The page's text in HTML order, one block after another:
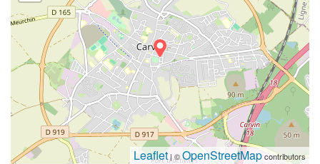
Leaflet| ©OpenStreetMapcontributors